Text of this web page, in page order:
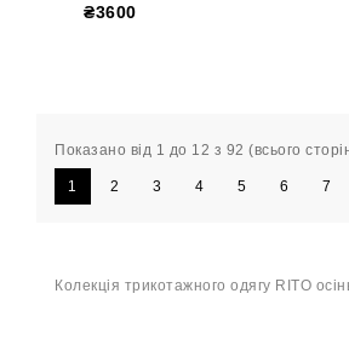
₴3600
Показано від 1 до 12 з 92 (всього
1 2 3 4 5 6 7
Колекція трикотажного одягу RITO